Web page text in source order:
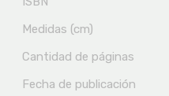
Medidas (cm)
Cantidad de páginas
Fecha de publicación